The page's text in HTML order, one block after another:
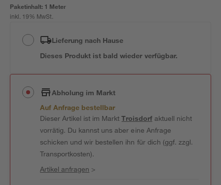
Paketinhalt: 1 Meter
inkl. 19% MwSt.
Lieferung nach Hause
Dieses Produkt ist bald wieder verfügbar.
Abholung im Markt
Auf Anfrage bestellbar
Dieser Artikel ist im MarktTroisdorfaktuell nicht
vorrätig. Du kannst uns aber eine Anfrage
schicken und wir bestellen ihn für dich (ggf. zzgl.
Transportkosten).
Artikel anfragen >